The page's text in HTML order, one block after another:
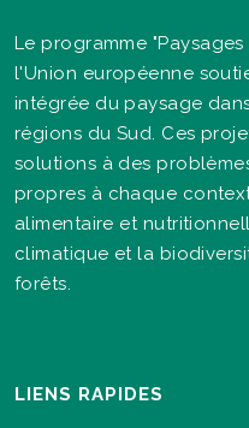
Le programme
l'Union européenne
intégrée du paysage
régions du Sud. Ces
solutions à des
propres à chaque
alimentaire et
climatique et la
forêts.
LIENS RAPIDES